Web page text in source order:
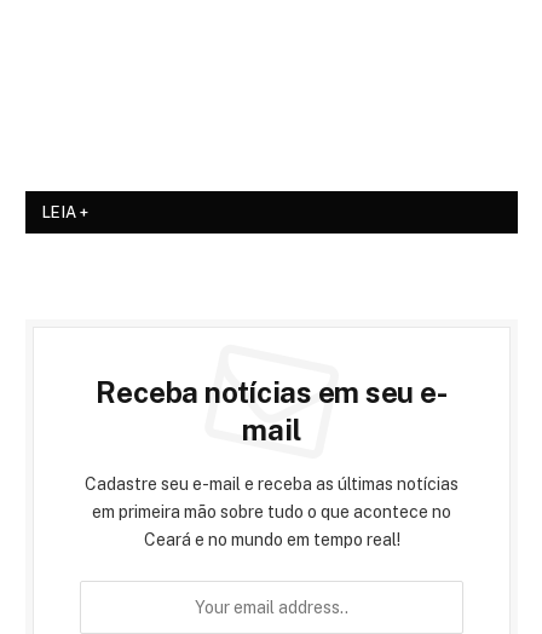
LEIA +
Receba notícias em seu e-
mail
Cadastre seu e-mail e receba as últimas notícias
em primeira mão sobre tudo o que acontece no
Ceará e no mundo em tempo real!